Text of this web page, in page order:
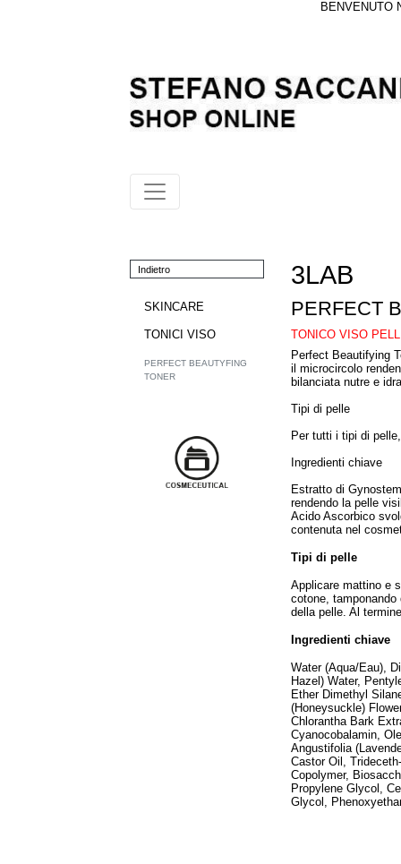
BENVENUTO
Indietro
SKINCARE
TONICI VISO
PERFECT BEAUTYFING
TONER
3LAB
PERFECT
TONICO VISO
Perfect Beautifying
il microcircolo
bilanciata nutre e
Tipi di pelle
Per tutti i tipi di
Ingredienti chiave
Estratto di
rendendo la pelle
Acido Ascorbico
contenuta nel
Tipi di pelle
Applicare mattino e
cotone,
della pelle. Al
Ingredienti chiave
Water (Aqua/Eau),
Hazel) Water,
Ether Dimethyl
(Honeysuckle)
Chlorantha Bark
Cyanocobalamin,
Angustifolia
Castor Oil,
Copolymer,
Propylene Glycol,
Glycol,